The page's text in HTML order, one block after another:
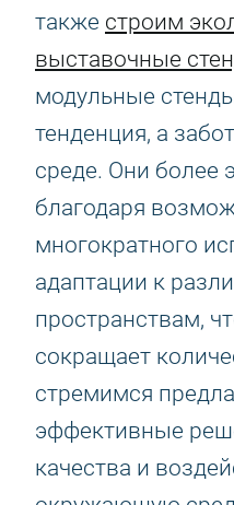
также строим
выставочные
модульные
тенденция, а
среде. Они более
благодаря
многократного
адаптации к
пространствам,
сокращает
стремимся
эффективные
качества и